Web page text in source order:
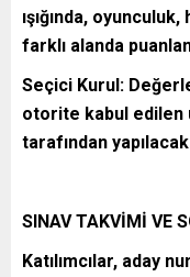
ışığında,
farklı alanda
Seçici Kurul:
otorite kabul edilen
tarafından
SINAV TAKVİMİ VE
Katılımcılar, aday